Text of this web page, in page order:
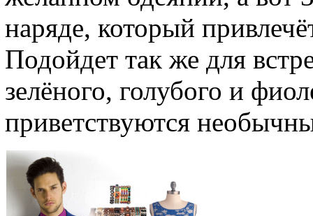
наряде, который
Подойдет так же для
зелёного, голубого и
приветствуются